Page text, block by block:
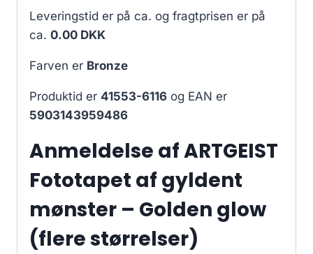
Leveringstid er på ca. og fragtprisen er på
ca. 0.00 DKK
Farven er Bronze
Produktid er 41553-6116 og EAN er
5903143959486
Anmeldelse af ARTGEIST
Fototapet af gyldent
mønster – Golden glow
(flere størrelser)